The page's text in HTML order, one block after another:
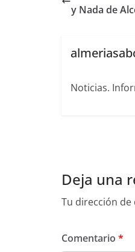
y Nada de
Noticias.
Deja una
Tu dirección
Comentario *